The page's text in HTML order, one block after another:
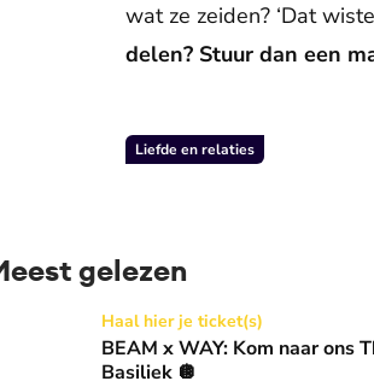
wat ze zeiden? ‘Dat
delen? Stuur dan een
Liefde en relaties
gelezen
x WAY: Kom naar ons Thanksgiving
Haal hier je ticket(s)
BEAM x WAY: Kom naar ons
Basiliek 🪩